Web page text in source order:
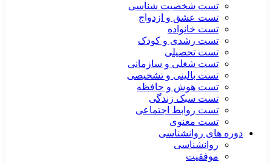
تست شخصیت شناسی
تست عشق و ازدواج
تست خانواده
تست رشدی و کودک
تست تحصیلی
تست شغلی و سازمانی
تست بالینی و تشخیصی
تست هوش و حافظه
تست سبک زندگی
تست روابط اجتماعی
تست معنوی
دوره های روانشناسی
روانشناسی
موفقیت